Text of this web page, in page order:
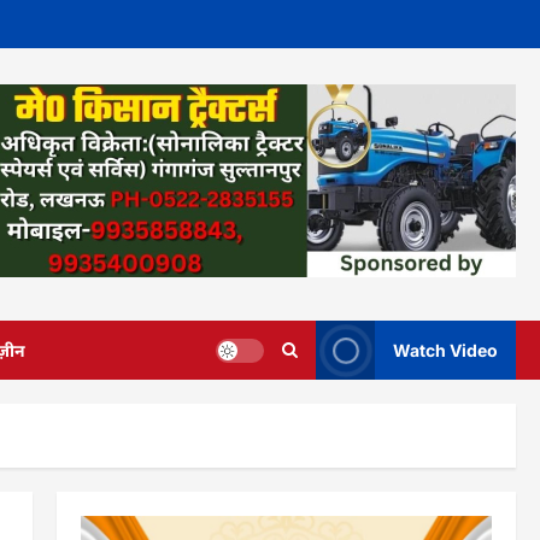
Watch Video